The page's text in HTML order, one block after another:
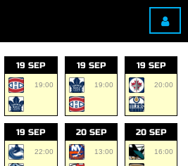
19 SEP
19:00
19 SEP
19:00
19 SEP
20:00
19 SEP
22:00
20 SEP
13:00
20 SEP
16:00